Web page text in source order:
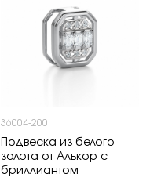
36004-200
Подвеска из белого
золота от Алькор с
бриллиантом